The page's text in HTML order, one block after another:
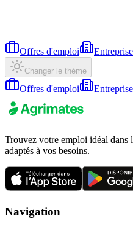
Offres d'emploi
Changer le thème
Offres d'emploi
Trouvez votre emploi idéal dans
adaptés à vos besoins.
Navigation